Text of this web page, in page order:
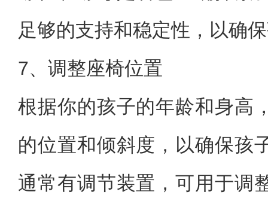
足够的支持和稳定性，以确
7、调整座椅位置
根据你的孩子的年龄和身高
的位置和倾斜度，以确保孩
通常有调节装置，可用于调